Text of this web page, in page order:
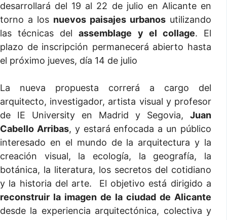
desarrollará del 19 al 22 de julio en Alicante en
torno a los nuevos paisajes urbanos utilizando
las técnicas delassemblage y el collage. El
plazo de inscripción permanecerá abierto hasta
el próximo jueves, día 14 de julio
La nueva propuesta correrá a cargo del
arquitecto, investigador, artista visual y profesor
de IE University en Madrid y Segovia, Juan
Cabello Arribas, y estará enfocada a un público
interesado en el mundo de la arquitectura y la
creación visual, la ecología, la geografía, la
botánica, la literatura, los secretos del cotidiano
y la historia del arte. El objetivo está dirigido a
reconstruir la imagen de la ciudad de Alicante
desde la experiencia arquitectónica, colectiva y